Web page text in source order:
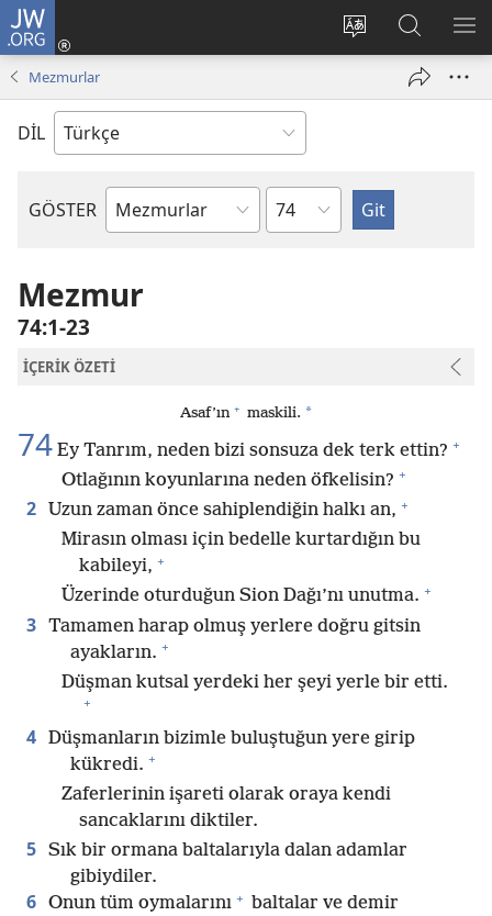
JW.ORG
Site
değiştir
Oturum
Aç
Sitede
Ara
Mezmurlar
DİL
GÖSTER
Kutsal
Bölüm
Mezmur
74:1-23
İÇERİK ÖZETİ
Asaf’ın + maskili. *
74 Ey Tanrım, neden bizi sonsuza dek terk ettin? +
Otlağının koyunlarına neden öfkelisin? +
2 Uzun zaman önce sahiplendiğin halkı an, +
Mirasın olması için bedelle kurtardığın bu
kabileyi, +
Üzerinde oturduğun Sion Dağı’nı unutma. +
3 Tamamen harap olmuş yerlere doğru gitsin
ayakların. +
Düşman kutsal yerdeki her şeyi yerle bir etti.
+
4 Düşmanların bizimle buluştuğun yere girip
kükredi. +
Zaferlerinin işareti olarak oraya kendi
sancaklarını diktiler.
5 Sık bir ormana baltalarıyla dalan adamlar
gibiydiler.
6 Onun tüm oymalarını + baltalar ve demir